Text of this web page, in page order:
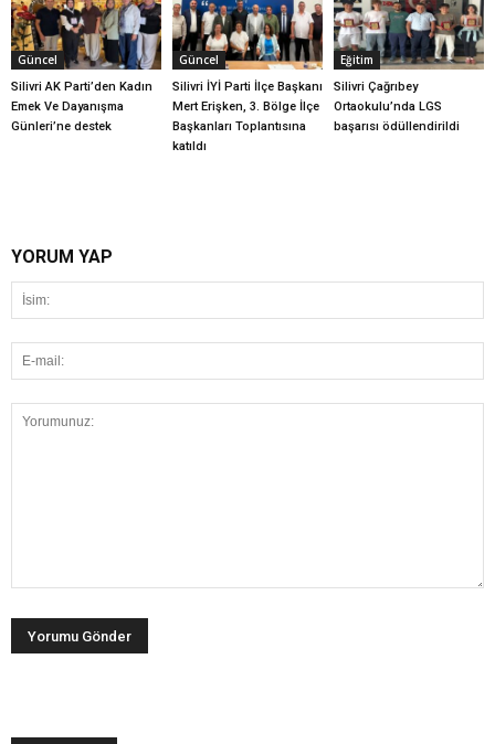
Güncel
Silivri AK Parti’den Kadın
Emek Ve Dayanışma
Günleri’ne destek
Güncel
Silivri İYİ Parti İlçe Başkanı
Mert Erişken, 3. Bölge İlçe
Başkanları Toplantısına
katıldı
Eğitim
Silivri Çağrıbey
Ortaokulu’nda LGS
başarısı ödüllendirildi
YORUM YAP